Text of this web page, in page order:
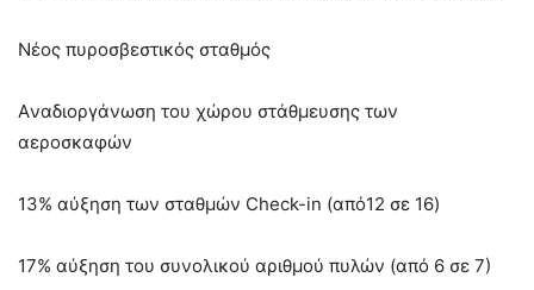
Νέος πυροσβεστικός σταθμός
Aναδιοργάνωση του χώρου στάθμευσης των
αεροσκαφών
13% αύξηση των σταθμών Check-in (από12 σε 16)
17% αύξηση του συνολικού αριθμού πυλών (από 6 σε 7)